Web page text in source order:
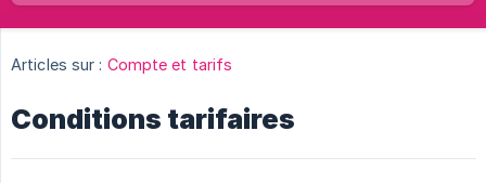
Articles sur : Compte et tarifs
Conditions tarifaires